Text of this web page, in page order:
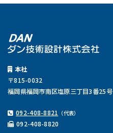
本社
〒815-0032
福岡県福岡市南区塩原三丁目3番25号
092-408-8821 （代表）
092-408-8820